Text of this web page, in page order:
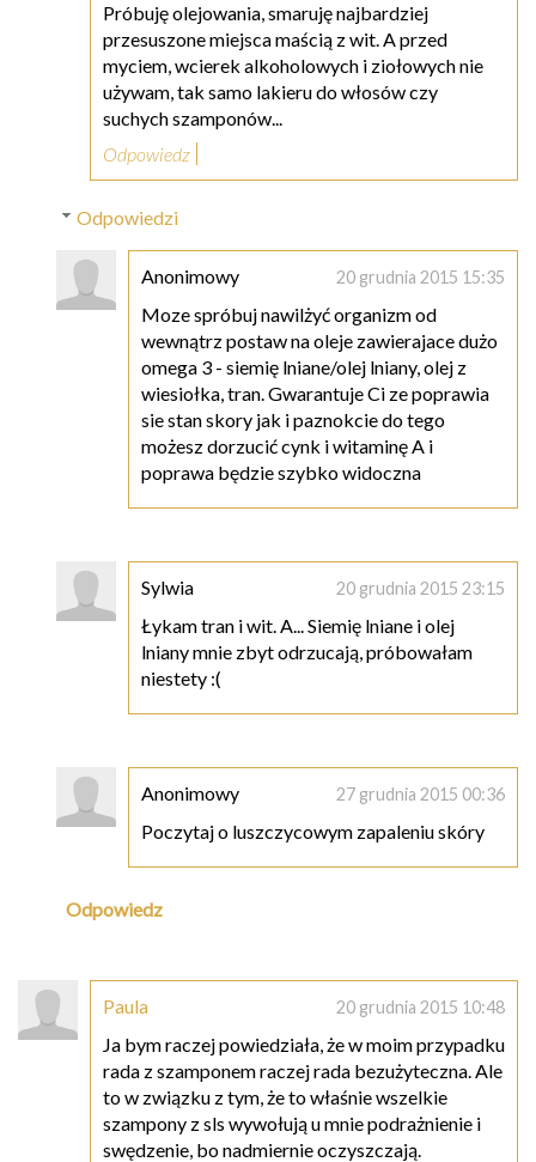
Próbuję olejowania, smaruję najbardziej
przesuszone miejsca maścią z wit. A przed
myciem, wcierek alkoholowych i ziołowych nie
używam, tak samo lakieru do włosów czy
suchych szamponów...
Odpowiedz
Odpowiedzi
Anonimowy 20 grudnia 2015 15:35
Moze spróbuj nawilżyć organizm od
wewnątrz postaw na oleje zawierajace dużo
omega 3 - siemię lniane/olej lniany, olej z
wiesiołka, tran. Gwarantuje Ci ze poprawia
sie stan skory jak i paznokcie do tego
możesz dorzucić cynk i witaminę A i
poprawa będzie szybko widoczna
Sylwia 20 grudnia 2015 23:15
Łykam tran i wit. A... Siemię lniane i olej
lniany mnie zbyt odrzucają, próbowałam
niestety :(
Anonimowy 27 grudnia 2015 00:36
Poczytaj o luszczycowym zapaleniu skóry
Odpowiedz
Paula 20 grudnia 2015 10:48
Ja bym raczej powiedziała, że w moim przypadku
rada z szamponem raczej rada bezużyteczna. Ale
to w związku z tym, że to właśnie wszelkie
szampony z sls wywołują u mnie podrażnienie i
swędzenie, bo nadmiernie oczyszczają.